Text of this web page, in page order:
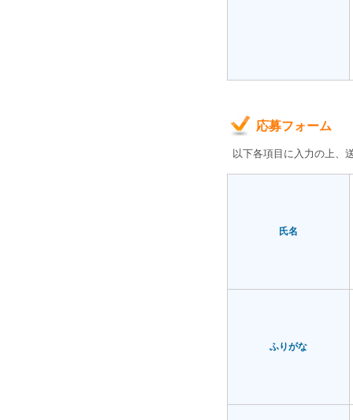
応募フォーム
以下各項目に入力の上、
氏名
ふりがな